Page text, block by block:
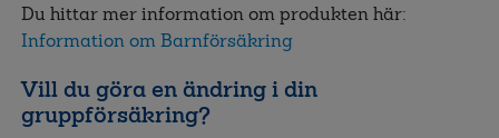
Du hittar mer information om produkten här:
Information om Barnförsäkring
Vill du göra en ändring i din
gruppförsäkring?